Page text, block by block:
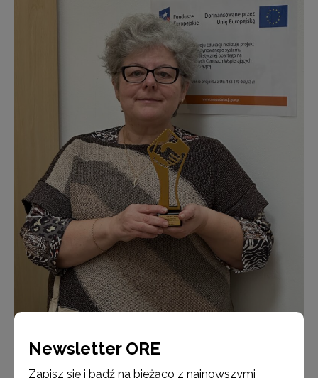
szkołyNewsletter ORE
Zapisz się i bądź na bieżąco z najnowszymi